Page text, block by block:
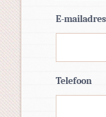
E-mailadres
Telefoon